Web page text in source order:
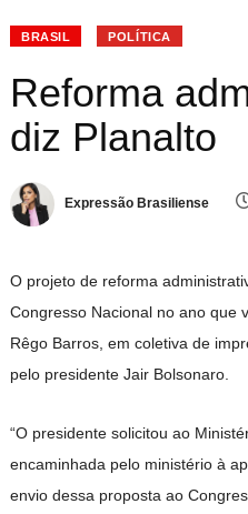
BRASIL POLÍTICA
Reforma
diz Planalto
Expressão Brasiliense
O projeto de reforma
Congresso Nacional no ano que
Rêgo Barros, em coletiva de
pelo presidente Jair Bolsonaro.
“O presidente solicitou ao
encaminhada pelo ministério à
envio dessa proposta ao